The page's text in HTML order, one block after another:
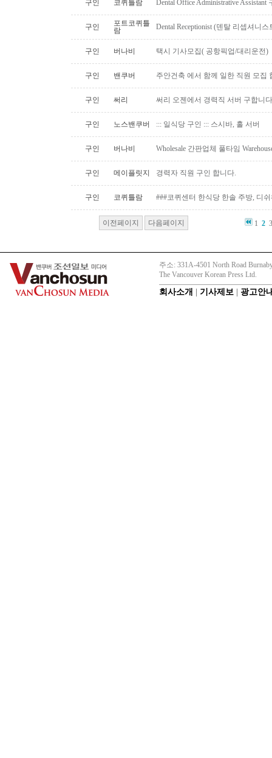
구인 코퀴틀람 Dental Office Administrative Assistant
구인
포트코퀴틀
람
Dental Receptionist (덴탈 리셉셔니
구인 버나비 택시 기사모집( 공항픽업/대리운전)
구인 밴쿠버 주안건축 에서 함께 일한 직원 모집
구인 써리 써리 오젠에서 경력직 서버 구합니다
구인 노스밴쿠버 ::: 일식당 구인 ::: 스시바, 홀 서버
구인 버나비 Wholesale 간판업체 풀타임
구인 메이플릿지 경력자 직원 구인 합니다.
구인 코퀴틀람 ###코퀴센터 한식당 한솔 주방, 디
이전페이지 다음페이지 1 2
주소: 331A-4501 North Road
The Vancouver Korean Press Ltd.
회사소개 기사제보 광고안